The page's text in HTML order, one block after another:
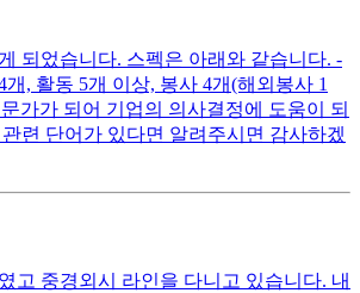
되었습니다. 스펙은 아래와 같습니다. -
, 활동 5개 이상, 봉사 4개(해외봉사 1
가가 되어 기업의 의사결정에 도움이 되
련 단어가 있다면 알려주시면 감사하겠
고 중경외시 라인을 다니고 있습니다. 내